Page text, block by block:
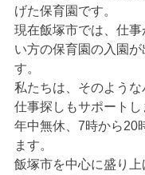
げた保育園です。
現在飯塚市では、仕
い方の保育園の入園
す。
私たちは、そのよう
仕事探しもサポートし
年中無休、7時から20
ます。
飯塚市を中心に盛り上